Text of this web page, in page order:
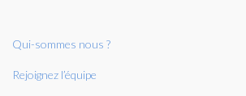
Qui-sommes nous ?
Rejoignez l’équipe